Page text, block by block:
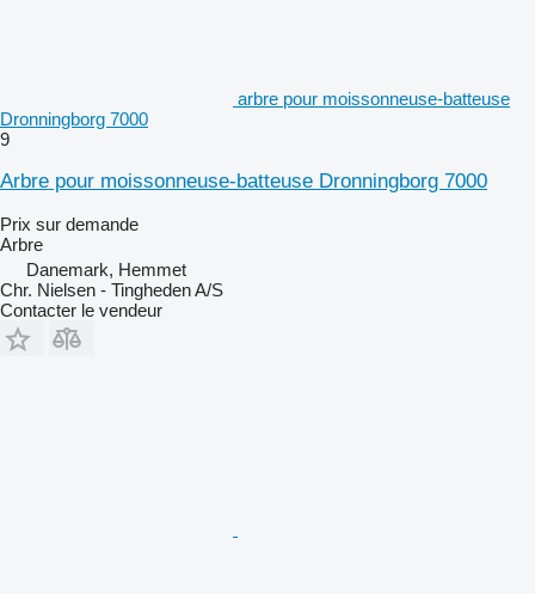
arbre pour moissonneuse-batteuse
Dronningborg 7000
9
Arbre pour moissonneuse-batteuse Dronningborg 7000
Prix sur demande
Arbre
Danemark, Hemmet
Chr. Nielsen - Tingheden A/S
Contacter le vendeur